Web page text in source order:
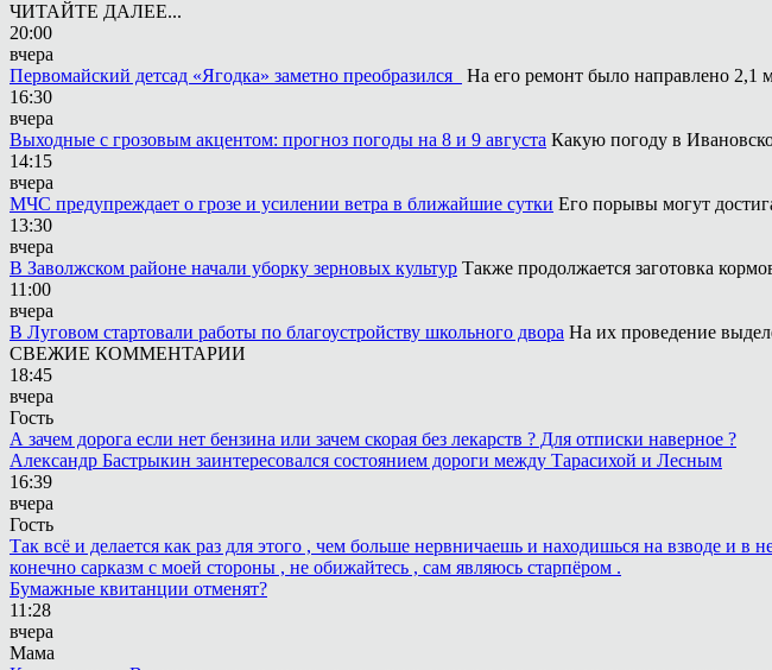
ЧИТАЙТЕ ДАЛЕЕ...
20:00
вчера
Первомайский детсад «Ягодка» заметно преобразился
На его ремонт было направлено 2,1
16:30
вчера
Выходные с грозовым акцентом: прогноз погоды на 8 и 9 августа Какую погоду в
14:15
вчера
МЧС предупреждает о грозе и усилении ветра в ближайшие сутки Его порывы могут
13:30
вчера
В Заволжском районе начали уборку зерновых культур Также продолжается заготовка
11:00
вчера
В Луговом стартовали работы по благоустройству школьного двора На их проведение
СВЕЖИЕ КОММЕНТАРИИ
18:45
вчера
Гость
А зачем дорога если нет бензина или зачем скорая без лекарств ? Для отписки наверное ?
Александр Бастрыкин заинтересовался состоянием дороги между Тарасихой и Лесным
16:39
вчера
Гость
Так всё и делается как раз для этого , чем больше нервничаешь и находишься на взводе
конечно сарказм с моей стороны , не обижайтесь , сам являюсь старпёром .
Бумажные квитанции отменят?
11:28
вчера
Мама